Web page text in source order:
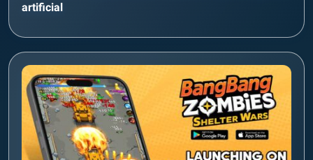
artificial